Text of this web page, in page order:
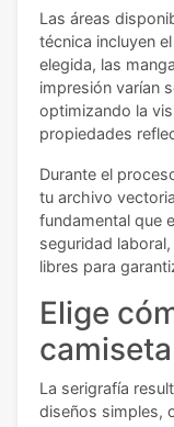
Las áreas
técnica incluyen
elegida, las
impresión varían
optimizando la
propiedades
Durante el
tu archivo
fundamental que
seguridad
libres para
Elige
La serigrafía
diseños simples,